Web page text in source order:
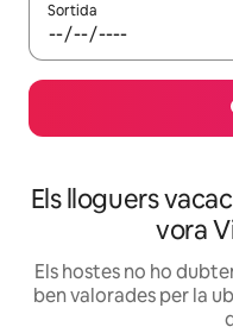
Sortida
Els lloguers
vora
Els hostes no ho
ben valorades per la